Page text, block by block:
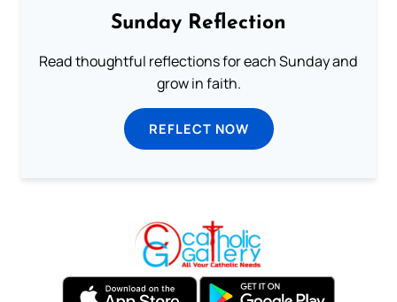
Sunday Reflection
Read thoughtful reflections for each Sunday and
grow in faith.
REFLECT NOW